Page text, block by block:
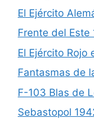
El Ejército
Frente del
El Ejército Rojo
Fantasmas de
F-103 Blas de
Sebastopol